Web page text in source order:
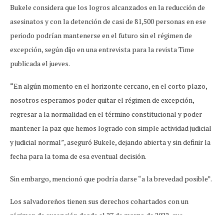
Bukele considera que los logros alcanzados en la reducción de
asesinatos y con la detención de casi de 81,500 personas en ese
periodo podrían mantenerse en el futuro sin el régimen de
excepción, según dijo en una entrevista para la revista Time
publicada el jueves.
“En algún momento en el horizonte cercano, en el corto plazo,
nosotros esperamos poder quitar el régimen de excepción,
regresar a la normalidad en el término constitucional y poder
mantener la paz que hemos logrado con simple actividad judicial
y judicial normal”, aseguró Bukele, dejando abierta y sin definir la
fecha para la toma de esa eventual decisión.
Sin embargo, mencionó que podría darse “a la brevedad posible”.
Los salvadoreños tienen sus derechos cohartados con un